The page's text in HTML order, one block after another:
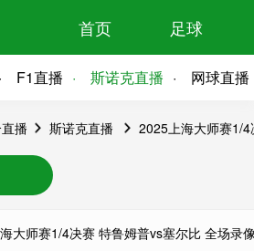
首页 足球
F1直播 斯诺克直播 网球直播
播 斯诺克直播 2025上海大师赛1/
大师赛1/4决赛 特鲁姆普vs塞尔比 全场录